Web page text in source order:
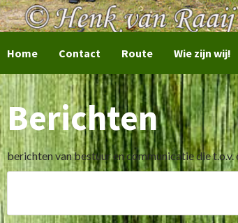
Home Contact Route Wie zijn wij!
Berichten
berichten van bestuur en communicatie die